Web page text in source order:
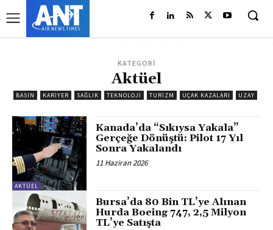
KATEGORİ
Aktüel
BASIN KARIYER SAĞLIK TEKNOLOJI TURIZM UÇAK KAZALARI UZAY
AKTÜEL
Kanada’da “Sıkıysa Yakala”
Gerçeğe Dönüştü: Pilot 17 Yıl
Sonra Yakalandı
11 Haziran 2026
Bursa’da 80 Bin TL’ye Alınan
Hurda Boeing 747, 2,5 Milyon
TL’ye Satışta